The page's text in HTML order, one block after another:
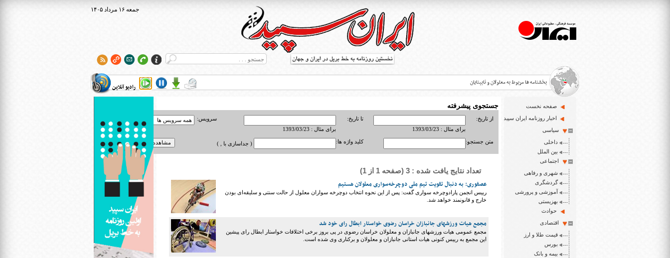
۱۴۰۵ جمعه ۱۶ مرداد
رادیو آنلاین
بخشنامه ها مربوط به معلولان و نابینایان
>
قانون حمایت از حقوق معلولان
اخبار حوزه معلولان و نابینایان
>
ایران سپید سایت خبری نابینایان و تنها روزنامه به خط بریل در جهان
>
صفحه نخست
اخبار روزنامه ایران سپید
سیاسی
داخلی
بین الملل
اجتماعی
شهری و رفاهی
گردشگری
آموزشی و پرورشی
بهزیستی
حوادث
اقتصادی
قیمت طلا و ارز
بورس
بیمه و بانک
جستجوی پیشرفته
از تاریخ:
برای مثال : 1393/03/23
تا تاریخ:
برای مثال : 1393/03/23
سرویس:
متن جستجو: کلید واژه ها: ( جداسازی با , )
تعداد نتایج یافت شده : 3 (صفحه 1 از 1)
عصفوری: به دنبال تقویت تیم ملی دوچرخه‌سواری معلولان هستیم
رییس انجمن پارادوچرخه سواری گفت: پس از این نحوه انتخاب دوچرخه سواران معلول از حالت سنتی و سلیقه‌ای بودن
خارج و قانونمند خواهد شد.
مجمع هیات ورزشهای جانبازان خراسان رضوی خواستار ابطال رای خود شد
مجمع عمومی هیات ورزشهای جانبازان و معلولان خراسان رضوی در پی بروز برخی اختلافات خواستار ابطال رای پیشین
این مجمع به رییس کنونی هیات استانی جانبازان و معلولان و برکناری وی شده است.